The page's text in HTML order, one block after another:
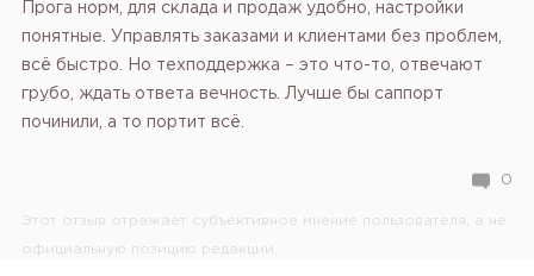
Прога норм, для склада и продаж удобно, настройки
понятные. Управлять заказами и клиентами без проблем,
всё быстро. Но техподдержка – это что-то, отвечают
грубо, ждать ответа вечность. Лучше бы саппорт
починили, а то портит всё.
0
Этот отзыв отражает субъективное мнение пользователя, а не
официальную позицию редакции.